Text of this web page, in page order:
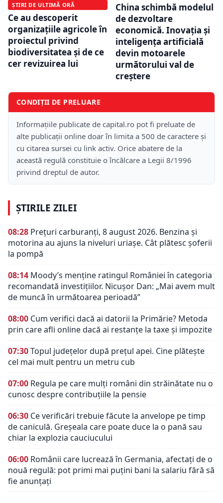
ȘTIRI DE ULTIMĂ ORĂ
Ce au descoperit
organizațiile agricole în
proiectul privind
biodiversitatea și de ce
cer revizuirea lui
China schimbă modelul
de dezvoltare
economică. Inovația și
inteligența artificială
devin motoarele
următorului val de
creștere
CONDIȚII DE PRELUARE
Informațiile publicate de capital.ro pot fi preluate de
alte publicații online doar în limita a 500 de caractere și
cu citarea sursei cu link activ. Orice abatere de la
această regulă constituie o încălcare a Legii 8/1996
privind dreptul de autor.
ȘTIRILE ZILEI
08:28 Prețuri carburanți, 8 august 2026. Benzina și
motorina au ajuns la niveluri uriașe. Cât plătesc șoferii
la pompă
08:14 Moody’s menține ratingul României în categoria
recomandată investițiilor. Nicușor Dan: „Mai avem mult
de muncă în următoarea perioadă”
08:00 Cum verifici dacă ai datorii la Primărie? Metoda
prin care afli online dacă ai restanțe la taxe și impozite
07:30Topul județelor după prețul apei. Cine plătește
cel mai mult pentru un metru cub
07:00 Regula pe care mulți români din străinătate nu o
cunosc despre contribuțiile la pensie
06:30 Ce verificări trebuie făcute la anvelope pe timp
de caniculă. Greșeala care poate duce la o pană sau
chiar la explozia cauciucului
06:00 Românii care lucrează în Germania, afectați de o
nouă regulă: pot primi mai puțini bani la salariu fără să
fie anunțați